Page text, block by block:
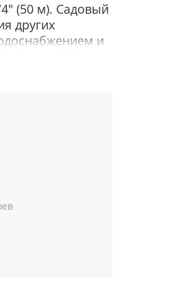
(50 м). Садовый
других
и
загибов
кадмий и